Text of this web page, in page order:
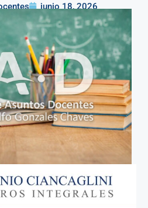
junio 18, 2026